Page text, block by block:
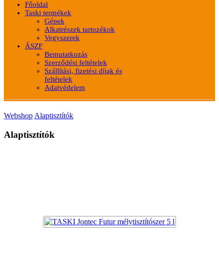
Főoldal
Taski termékek
Gépek
Alkatrészek tartozékok
Vegyszerek
ÁSZF
Bemutatkozás
Szerződési feltételek
Szállítási, fizetési díjak és
feltételek
Adatvédelem
Webshop Alaptisztítók
Alaptisztítók